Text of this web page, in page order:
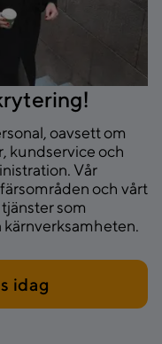
oavsett om
kundservice och
Vår
och vårt
som
kärnverksamheten.
idag